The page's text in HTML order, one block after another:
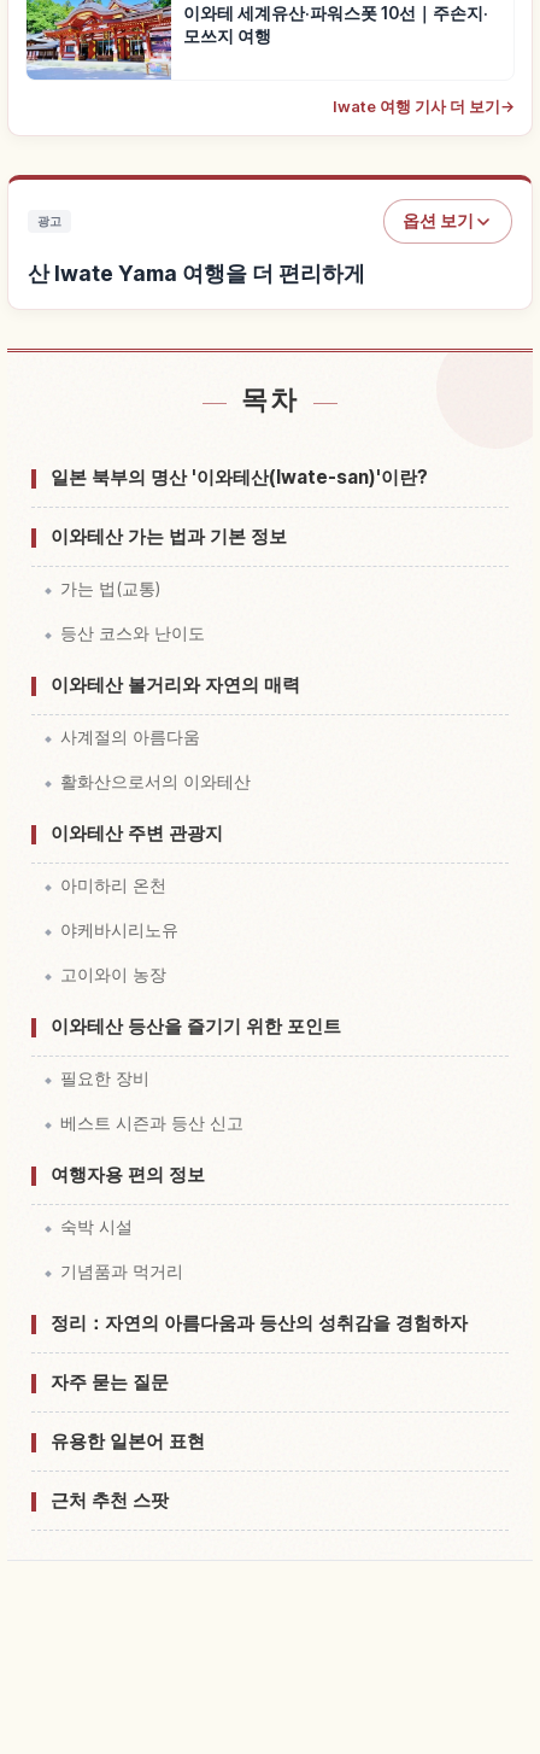
이와테 세계유산·파워스폿 10선｜주손지·
모쓰지 여행
Iwate 여행 기사 더 보기 →
광고 옵션 보기
산 Iwate Yama 여행을 더 편리하게
산 Iwate Yama 근처 숙소 찾기
산 Iwate Yama 체험 찾기↗
목차
일본 북부의 명산 '이와테산(Iwate-san)'이란?
이와테산 가는 법과 기본 정보
가는 법(교통)
등산 코스와 난이도
이와테산 볼거리와 자연의 매력
사계절의 아름다움
활화산으로서의 이와테산
이와테산 주변 관광지
아미하리 온천
야케바시리노유
고이와이 농장
이와테산 등산을 즐기기 위한 포인트
필요한 장비
베스트 시즌과 등산 신고
여행자용 편의 정보
숙박 시설
기념품과 먹거리
정리：자연의 아름다움과 등산의 성취감을 경험하자
자주 묻는 질문
유용한 일본어 표현
근처 추천 스팟